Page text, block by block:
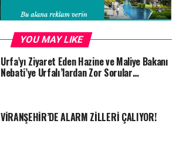
YOU MAY LIKE
Urfa’yı Ziyaret Eden Hazine ve Maliye Bakanı
Nebati’ye Urfalı’lardan Zor Sorular…
VİRANŞEHİR’DE ALARM ZİLLERİ ÇALIYOR!